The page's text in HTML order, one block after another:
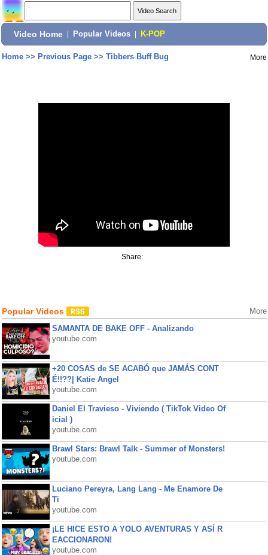
Video Home Popular Videos K-POP
Home>> Previous Page>> Tibbers Buff Bug More
Share:
Popular Videos More
SAMANTA DE BAKE OFF - Analizando
youtube.com
+20 COSAS de SE ACABÓ que JAMÁS CONT
É!!??| Katie Angel
youtube.com
Daniel El Travieso - Viviendo ( TikTok Video Of
icial )
youtube.com
Brawl Stars: Brawl Talk - Summer of Monsters!
youtube.com
Luciano Pereyra, Lang Lang - Me Enamore De
Ti
youtube.com
¡LE HICE ESTO A YOLO AVENTURAS Y ASÍ R
EACCIONARON!
youtube.com